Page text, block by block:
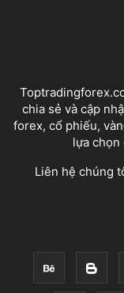
chia sẻ và cập
forex, cổ phiếu,
lựa chọn
Liên hệ chúng